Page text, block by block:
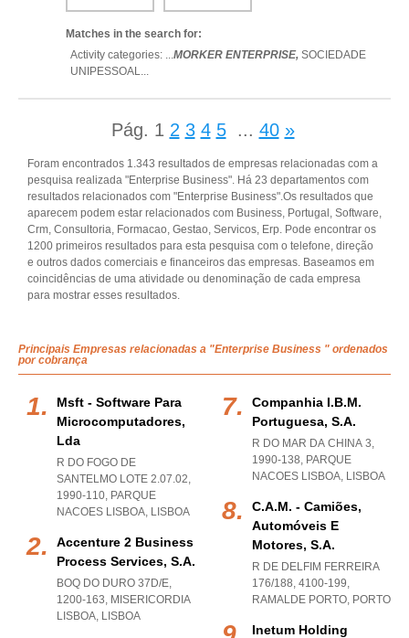
Matches in the search for:
Activity categories: ...MORKER ENTERPRISE, SOCIEDADE
UNIPESSOAL...
Pág. 1 2 3 4 5 ... 40 »
Foram encontrados 1.343 resultados de empresas relacionadas com a
pesquisa realizada "Enterprise Business". Há 23 departamentos com
resultados relacionados com "Enterprise Business".Os resultados que
aparecem podem estar relacionados com Business, Portugal, Software,
Crm, Consultoria, Formacao, Gestao, Servicos, Erp. Pode encontrar os
1200 primeiros resultados para esta pesquisa com o telefone, direção
e outros dados comerciais e financeiros das empresas. Baseamos em
coincidências de uma atividade ou denominação de cada empresa
para mostrar esses resultados.
Principais Empresas relacionadas a "Enterprise Business " ordenados
por cobrança
Msft - Software Para
Microcomputadores,
Lda
R DO FOGO DE
SANTELMO LOTE 2.07.02,
1990-110, PARQUE
NACOES LISBOA, LISBOA
Accenture 2 Business
Process Services, S.a.
BOQ DO DURO 37D/E,
1200-163, MISERICORDIA
LISBOA, LISBOA
Companhia I.b.m.
Portuguesa, S.a.
R DO MAR DA CHINA 3,
1990-138, PARQUE
NACOES LISBOA, LISBOA
C.a.m. - Camiões,
Automóveis E
Motores, S.a.
R DE DELFIM FERREIRA
176/188, 4100-199,
RAMALDE PORTO, PORTO
Inetum Holding